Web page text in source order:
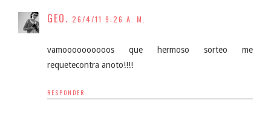
GEO. 26/4/11 9:26 A. M.
vamoooooooooos que hermoso sorteo me
requetecontra anoto!!!!
RESPONDER